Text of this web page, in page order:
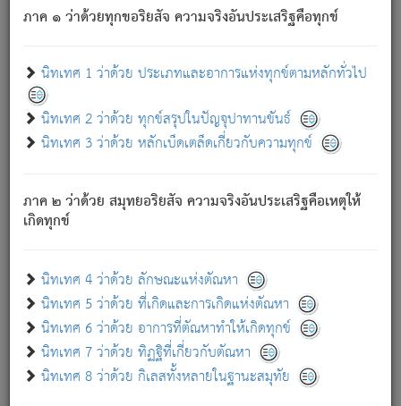
ภาค ๑ ว่าด้วยทุกขอริยสัจ ความจริงอันประเสริฐคือทุกข์
นิทเทศ 1 ว่าด้วย ประเภทและอาการแห่งทุกข์ตามหลักทั่วไป
นิทเทศ 2 ว่าด้วย ทุกข์สรุปในปัญจุปาทานขันธ์
นิทเทศ 3 ว่าด้วย หลักเบ็ดเตล็ดเกี่ยวกับความทุกข์
ภาค ๒ ว่าด้วย สมุทยอริยสัจ ความจริงอันประเสริฐคือเหตุให้
เกิดทุกข์
นิทเทศ 4 ว่าด้วย ลักษณะแห่งตัณหา
นิทเทศ 5 ว่าด้วย ที่เกิดและการเกิดแห่งตัณหา
นิทเทศ 6 ว่าด้วย อาการที่ตัณหาทำให้เกิดทุกข์
นิทเทศ 7 ว่าด้วย ทิฏฐิที่เกี่ยวกับตัณหา
นิทเทศ 8 ว่าด้วย กิเลสทั้งหลายในฐานะสมุทัย
ภพ ว่ามีได้เพราะวิภพ[2]: เรากล่าวว่า สมณะหรือพราหมณ์ทั้ง
ปวงนั้น ก็ยังสลัดภพออกไปไม่ได้.
ก็ทุกข์นี้มีขึ้น เพราะอาศัยซึ่งอุปธิทั้งปวง.
เพราะความสิ้นไปแห่งอุปาทานทั้งปวง ความเกิดขึ้นแห่ง
ทุกข์จึงไม่มี.
ท่านจงดูโลกนี้เถิด (จะเห็นว่า) สัตว์ทั้งหลายอันอวิชาหนา
แน่นบังหนาแล้ว; และว่า สัตว์ผู้ยินดีในภพอันเป็นแล้วนั้น ย่อม
อันเป็นไปในที่หรือเวลาทั้งปวง[3]เพื่อความมีแห่งประโยชน์โดย
ประการทั้งปวง; ภพทั้งหลายทั้งหมดนั้น ไม่เที่ยง เป็นทุกข์ มี
ความแปรปรวนเป็นธรรมดา.
อย่างนี้อยู่; เขาย่อมละภวตัณหาได้ และไม่เพลิดเพลินวิภวตัณหา
ด้วย.
ความดับเพราะความสำรอกไม่เหลือ (แห่งภพทั้งหลาย)
เพราะความสิ้นไปแห่งตัณหาโดยประการทั้งปวง นั้นคือ
นิพพาน.
ภพใหม่ย่อมไม่มีแก่ภิกษุนั้น ผู้ดับเย็นสนิทแล้ว เพราะไม่มี